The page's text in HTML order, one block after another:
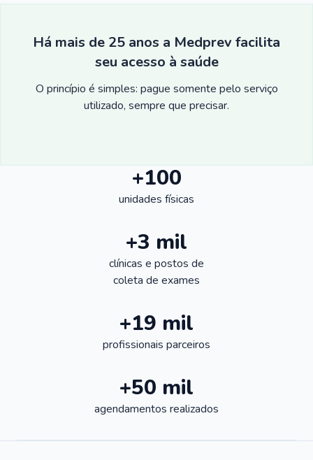
Há mais de 25 anos a Medprev facilita
seu acesso à saúde
O princípio é simples: pague somente pelo serviço
utilizado, sempre que precisar.
+100
unidades físicas
+3 mil
clínicas e postos de
coleta de exames
+19 mil
profissionais parceiros
+50 mil
agendamentos realizados